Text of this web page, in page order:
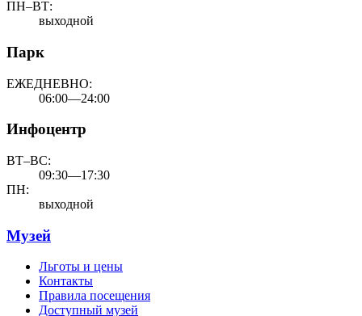
ПН–ВТ:
выходной
Парк
ЕЖЕДНЕВНО:
06:00—24:00
Инфоцентр
ВТ–ВС:
09:30—17:30
ПН:
выходной
Музей
Льготы и цены
Контакты
Правила посещения
Доступный музей